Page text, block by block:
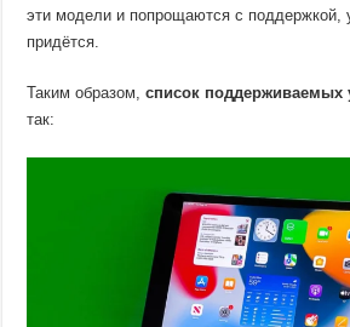
эти модели и попрощаются с поддержкой,
придётся.
Таким образом,список поддерживаемых
так: